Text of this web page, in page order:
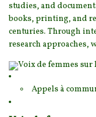
studies, and
books, printing, and
centuries. Through
research approaches,
Appels à